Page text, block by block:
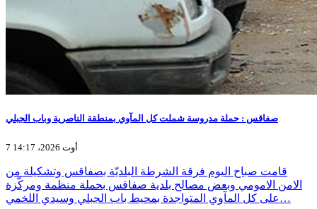
صفاقس : حملة مدروسة شملت كل المآوي بمنطقة الناصرية وباب الجبلي
7 أوت 2026، 14:17
قامت صباح اليوم فرقة الشرطة البلديّة بصفاقس وتشكيلة من
الامن الامومي وبعض مصالح بلدية صفاقس بحملة منظمة ومركّزة
على كل المآوي المتواجدة بمحيط باب الجبلي وسيدي اللخمي…